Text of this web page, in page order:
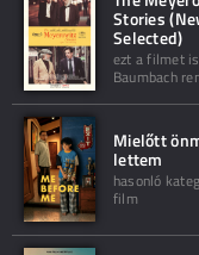
Stories
Selected)
ezt a filmet
Baumbach
Mielőtt
lettem
hasonló
film